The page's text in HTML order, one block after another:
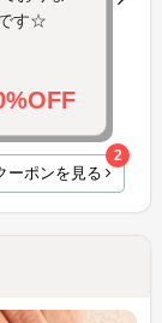
す☆
ーポンを見る
2